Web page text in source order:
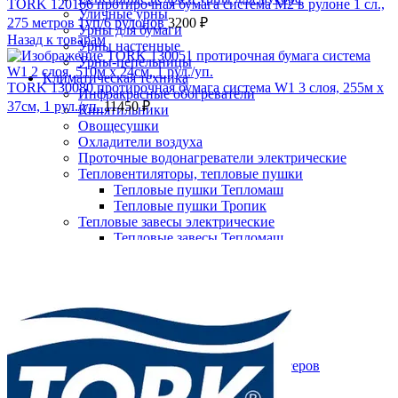
Уличные урны
Урны для бумаги
Урны настенные
Урны-пепельницы
Климатическая техника
Инфракрасные обогреватели
Кипятильники
Овощесушки
Охладители воздуха
Проточные водонагреватели электрические
Тепловентиляторы, тепловые пушки
Тепловые пушки Тепломаш
Тепловые пушки Тропик
Тепловые завесы электрические
Тепловые завесы Тепломаш
Бумажные сиденья для унитаза
Дезинфицирующие средства
Жидкое мыло TORK
Картриджи и баллоны для диспенсеров
освежителя воздуха
TORK 120166 протирочная бумага система M2 в рулоне 1 сл.,
275 метров 1уп/6 рулонов3200 ₽
Назад к товарам
TORK 130080 протирочная бумага система W1 3 слоя, 255м х
37см, 1 рул./уп.11450₽
Нажмите, чтобы увеличить